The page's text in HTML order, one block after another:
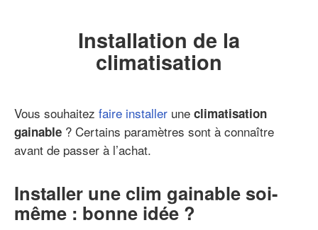
Installation de la
climatisation
Vous souhaitez faire installer une climatisation
gainable ? Certains paramètres sont à connaître
avant de passer à l’achat.
Installer une clim gainable soi-
même : bonne idée ?